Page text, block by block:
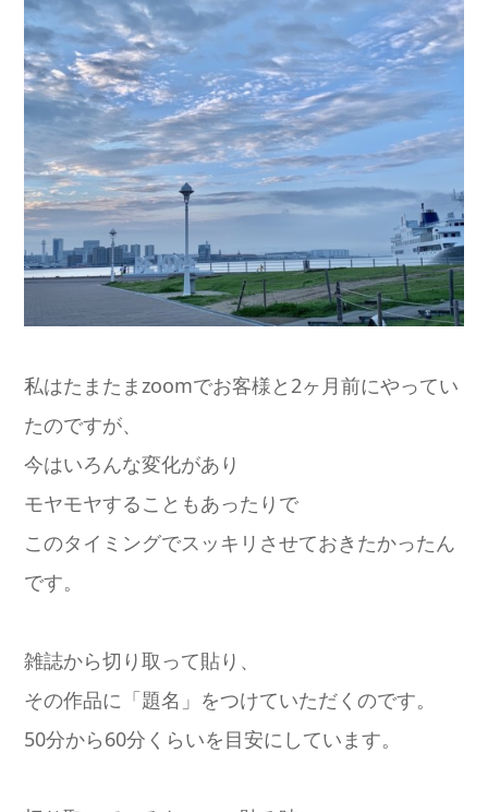
私はたまたまzoomでお客様と2ヶ月前にやってい
たのですが、
今はいろんな変化があり
モヤモヤすることもあったりで
このタイミングでスッキリさせておきたかったん
です。
雑誌から切り取って貼り、
その作品に「題名」をつけていただくのです。
50分から60分くらいを目安にしています。